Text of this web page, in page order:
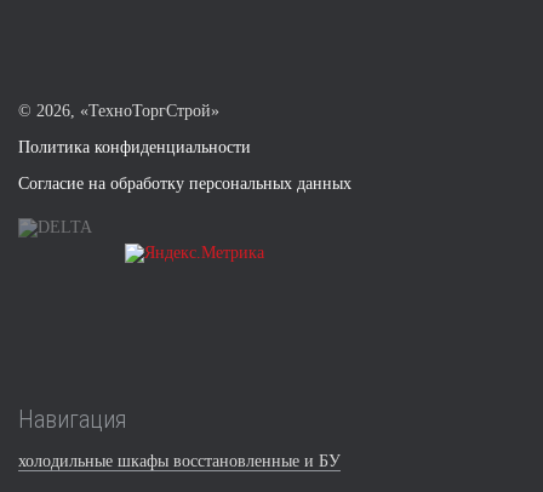
© 2026, «ТехноТоргСтрой»
Политика конфиденциальности
Согласие на обработку персональных данных
Навигация
холодильные шкафы восстановленные и БУ